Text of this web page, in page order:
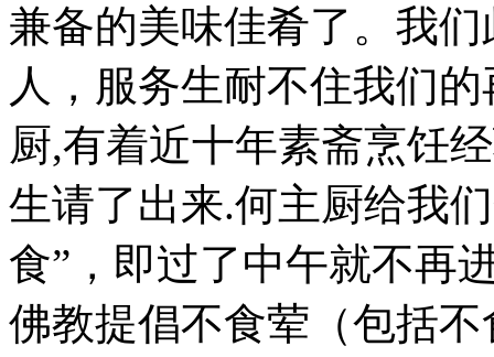
兼备的美味佳肴了。我
人，服务生耐不住我们
厨,有着近十年素斋烹饪
生请了出来.何主厨给我
食”，即过了中午就不再
佛教提倡不食荤（包括